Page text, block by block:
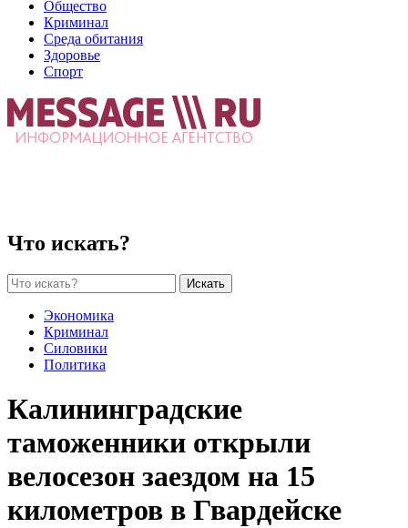
Общество
Криминал
Среда обитания
Здоровье
Спорт
Что искать?
Искать
Экономика
Криминал
Силовики
Политика
Калининградские
таможенники открыли
велосезон заездом на 15
километров в Гвардейске